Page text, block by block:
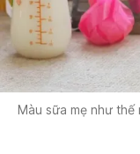
Màu sữa mẹ như thế